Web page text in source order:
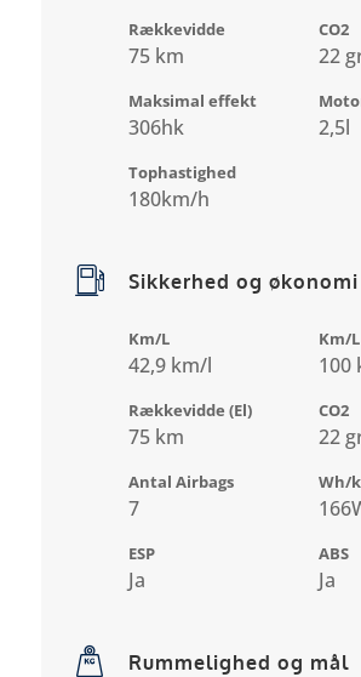
Rækkevidde
75 km
CO2
22
Maksimal effekt
306hk 2,5l
Tophastighed
180km/h
Sikkerhed og økonomi
Km/L
42,9 km/l
Km/L
100
Rækkevidde (El)
75 km
CO2
22
Antal Airbags
7
Wh/
ESP
Ja
ABS
Ja
Rummelighed og mål